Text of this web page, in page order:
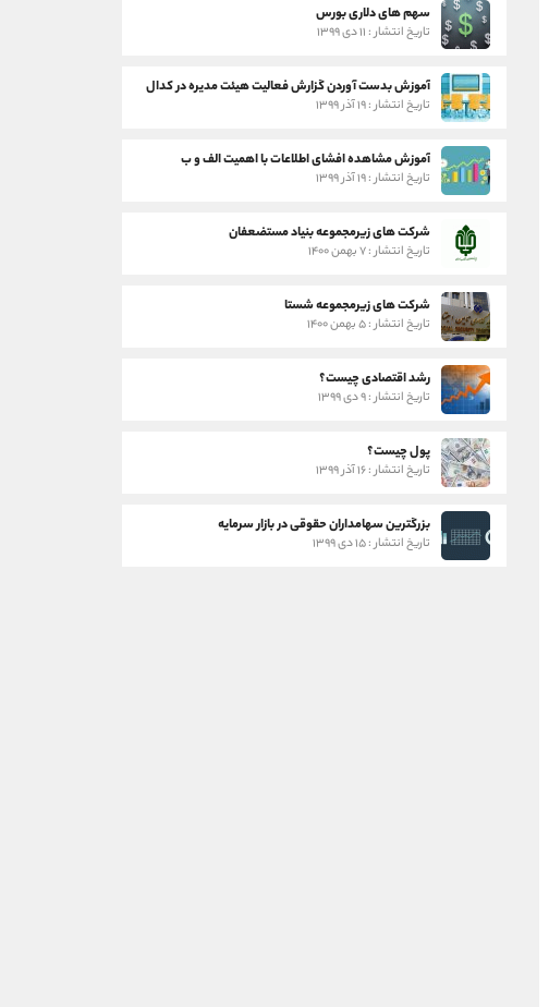
سهم های دلاری بورس
تاریخ انتشار : ۱۱ دی ۱۳۹۹
آموزش بدست آوردن گزارش فعالیت هیئت مدیره در کدال
تاریخ انتشار : ۱۹ آذر ۱۳۹۹
آموزش مشاهده افشای اطلاعات با اهمیت الف و ب
تاریخ انتشار : ۱۹ آذر ۱۳۹۹
شرکت های زیرمجموعه بنیاد مستضعفان
تاریخ انتشار : ۷ بهمن ۱۴۰۰
شرکت های زیرمجموعه شستا
تاریخ انتشار : ۵ بهمن ۱۴۰۰
رشد اقتصادی چیست؟
تاریخ انتشار : ۹ دی ۱۳۹۹
پول چیست؟
تاریخ انتشار : ۱۶ آذر ۱۳۹۹
بزرگترین سهامداران حقوقی در بازار سرمایه
تاریخ انتشار : ۱۵ دی ۱۳۹۹